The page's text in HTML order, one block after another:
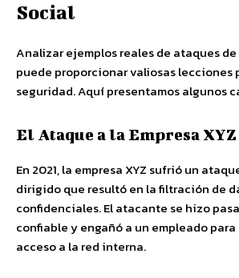
Social
Analizar ejemplos reales de ataques
puede proporcionar valiosas lecciones
seguridad. Aquí presentamos algunos
El Ataque a la Empresa XYZ
En 2021, la empresa XYZ sufrió un
dirigido que resultó en la filtración de
confidenciales. El atacante se hizo
confiable y engañó a un empleado
acceso a la red interna.